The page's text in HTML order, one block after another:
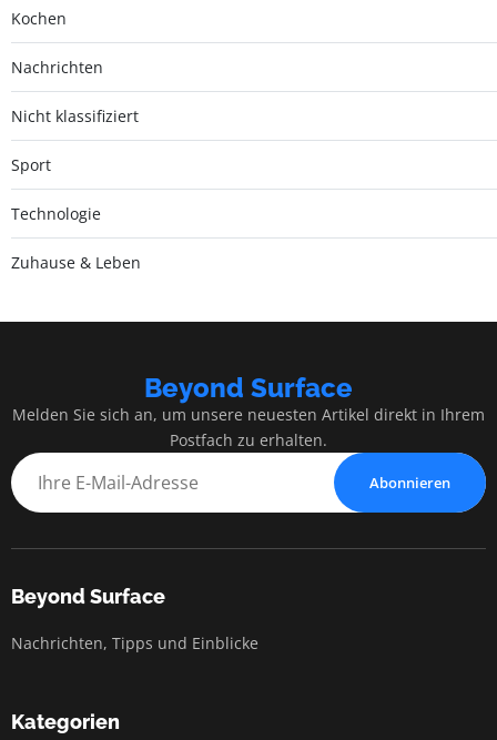
Kochen
Nachrichten
Nicht klassifiziert
Sport
Technologie
Zuhause & Leben
Beyond Surface
Melden Sie sich an, um unsere neuesten Artikel direkt in Ihrem
Postfach zu erhalten.
Abonnieren
Beyond Surface
Nachrichten, Tipps und Einblicke
Kategorien